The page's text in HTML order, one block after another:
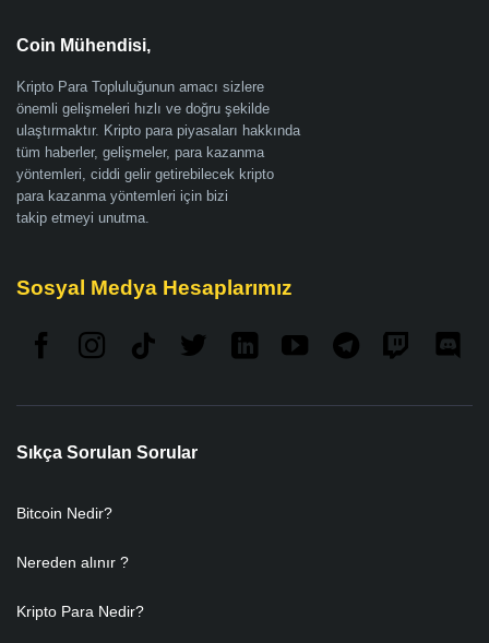
Coin Mühendisi,
Kripto Para Topluluğunun amacı sizlere
önemli gelişmeleri hızlı ve doğru şekilde
ulaştırmaktır. Kripto para piyasaları hakkında
tüm haberler, gelişmeler, para kazanma
yöntemleri, ciddi gelir getirebilecek kripto
para kazanma yöntemleri için bizi
takip etmeyi unutma.
Sosyal Medya Hesaplarımız
Sıkça Sorulan Sorular
Bitcoin Nedir?
Nereden alınır ?
Kripto Para Nedir?